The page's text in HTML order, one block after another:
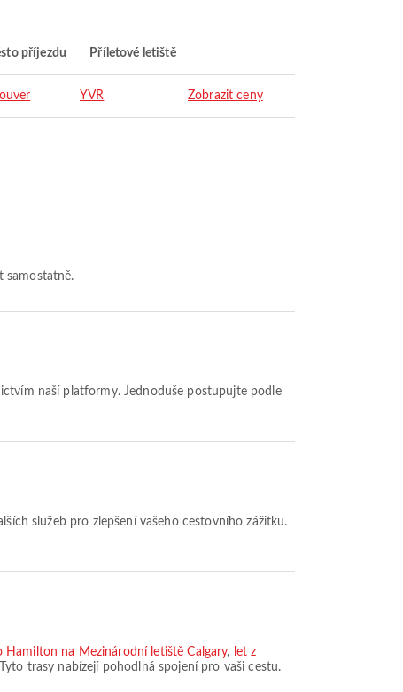
příjezdu Příletové letiště
YVR Zobrazit ceny
samostatně.
služeb pro zlepšení vašeho cestovního zážitku.
na Mezinárodní letiště Calgary, let z
trasy nabízejí pohodlná spojení pro vaši cestu.